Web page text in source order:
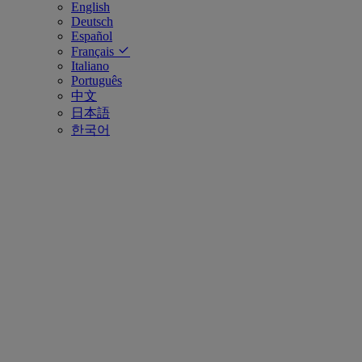
English
Deutsch
Español
Français
Italiano
Português
中文
日本語
한국어